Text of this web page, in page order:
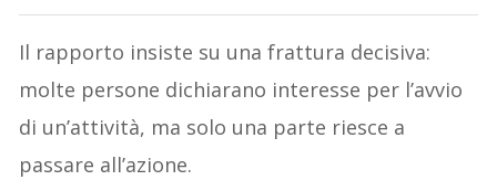
Il rapporto insiste su una frattura decisiva:
molte persone dichiarano interesse per l’avvio
di un’attività, ma solo una parte riesce a
passare all’azione.